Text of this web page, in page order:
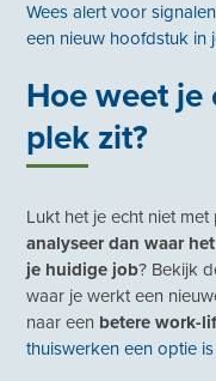
Wees alert voor
een nieuw hoofdstuk in
Hoe weet je
plek zit?
Lukt het je echt niet
analyseer dan waar
je huidige job? Bekijk
waar je werkt een
naar een betere work-
thuiswerken een optie